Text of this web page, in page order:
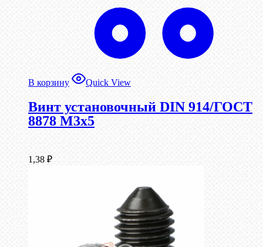
В корзину Quick View
Винт установочный DIN 914/ГОСТ
8878 M3x5
1,38 ₽